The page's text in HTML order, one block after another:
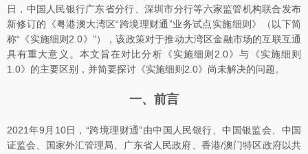
日，中国人民银行广东省分行、深圳市分行等六家监管机构联合发布
新修订的《粤港澳大湾区“跨境理财通”业务试点实施细则》（以下简
称“《实施细则2.0》”），该政策对于推动大湾区金融市场的互联互通
具有重大意义。本文旨在对比分析《实施细则2.0》与《实施细则
1.0》的主要区别，并简要探讨《实施细则2.0》尚未解决的问题。
一、前言
2021年9月10日，“跨境理财通”由中国人民银行、中国银监会、中国
证监会、国家外汇管理局、广东省人民政府、香港/澳门特区政府以共